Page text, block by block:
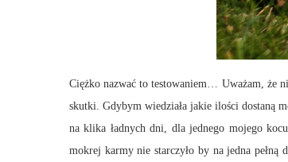
Ciężko nazwać to testowaniem… Uważam, że
skutki. Gdybym wiedziała jakie ilości dostaną
na klika ładnych dni, dla jednego mojego
mokrej karmy nie starczyło by na jedna pełną